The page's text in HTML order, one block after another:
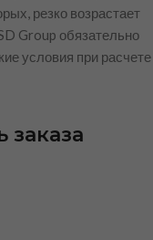
резко возрастает
Group обязательно
условия при расчете
заказа